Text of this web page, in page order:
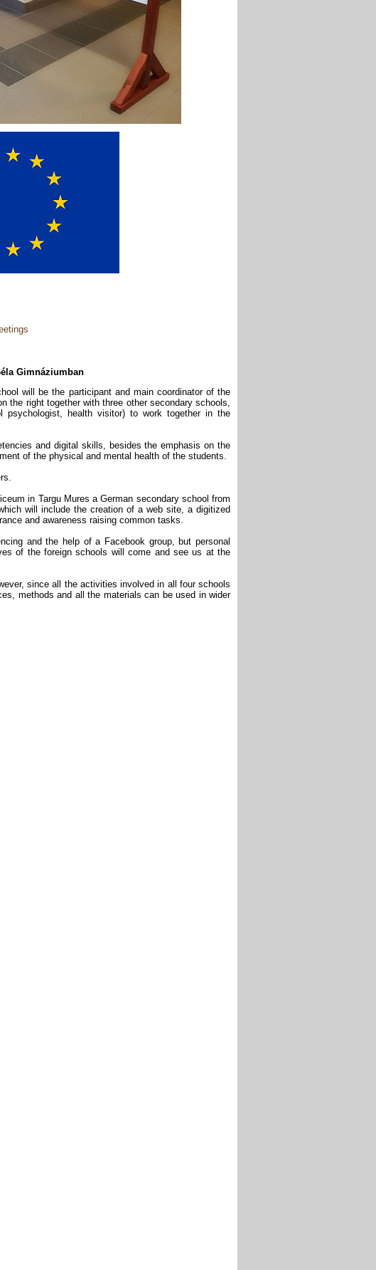
Gimnáziumban
will be the participant and main coordinator of the
the right together with three other secondary schools,
psychologist, health visitor) to work together in the
and digital skills, besides the emphasis on the
of the physical and mental health of the students.
in Targu Mures a German secondary school from
will include the creation of a web site, a digitized
and awareness raising common tasks.
and the help of a Facebook group, but personal
of the foreign schools will come and see us at the
since all the activities involved in all four schools
methods and all the materials can be used in wider